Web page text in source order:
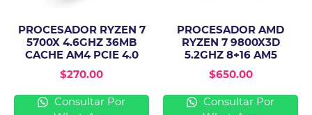
PROCESADOR RYZEN 7
5700X 4.6GHZ 36MB
CACHE AM4 PCIE 4.0
$270.00
Consultar Por
PROCESADOR AMD
RYZEN 7 9800X3D
5.2GHZ 8+16 AM5
$650.00
Consultar Por